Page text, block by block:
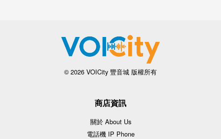
© 2026 VOICity 豐音城 版權所有
商店資訊
關於 About Us
電話機 IP Phone